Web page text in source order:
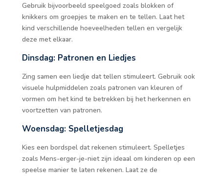
Gebruik bijvoorbeeld speelgoed zoals blokken of
knikkers om groepjes te maken en te tellen. Laat het
kind verschillende hoeveelheden tellen en vergelijk
deze met elkaar.
Dinsdag: Patronen en Liedjes
Zing samen een liedje dat tellen stimuleert. Gebruik ook
visuele hulpmiddelen zoals patronen van kleuren of
vormen om het kind te betrekken bij het herkennen en
voortzetten van patronen.
Woensdag: Spelletjesdag
Kies een bordspel dat rekenen stimuleert. Spelletjes
zoals Mens-erger-je-niet zijn ideaal om kinderen op een
speelse manier te laten rekenen. Laat ze de